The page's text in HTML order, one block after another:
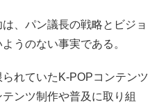
、パン議長の戦略とビジョ
うのない事実である。
れていたK-POPコンテンツ
ンツ制作や普及に取り組